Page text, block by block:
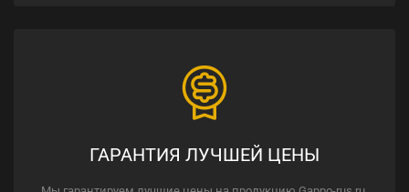
ГАРАНТИЯ ЛУЧШЕЙ ЦЕНЫ